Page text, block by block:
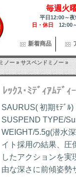
毎週火
平日12:00～
日・休日 12:00
新着商品
ノー»サスペンドミノー»
ﾚｯｸｽ･ﾐﾃﾞｨｱﾑﾃﾞ
SAURUS( 初期ﾓﾃﾞﾙ
SUSPEND TYPE/
WEIGHT/5.5g(潜水
イト採用の結果、圧
したアクションを実
由な深さに前傾姿勢